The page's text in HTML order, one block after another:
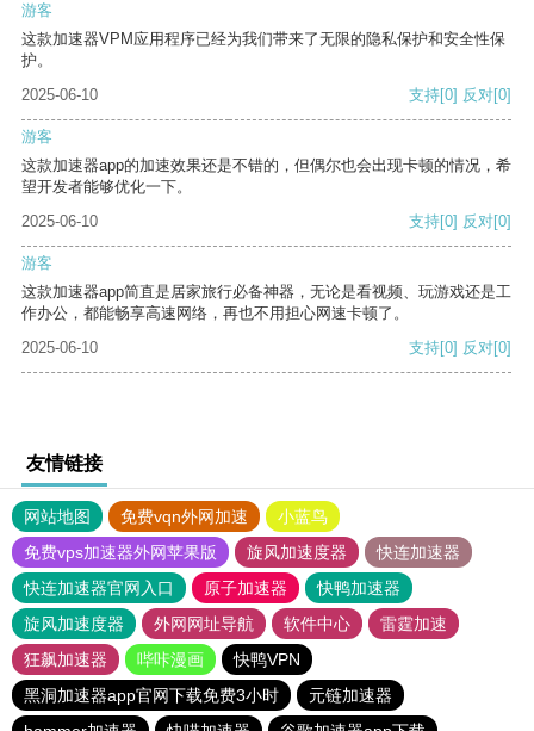
游客
这款加速器VPM应用程序已经为我们带来了无限的隐私保护和安全性保
护。
2025-06-10
支持[0] 反对[0]
游客
这款加速器app的加速效果还是不错的，但偶尔也会出现卡顿的情况，希
望开发者能够优化一下。
2025-06-10
支持[0] 反对[0]
游客
这款加速器app简直是居家旅行必备神器，无论是看视频、玩游戏还是工
作办公，都能畅享高速网络，再也不用担心网速卡顿了。
2025-06-10
支持[0] 反对[0]
友情链接
网站地图 免费vqn外网加速
小蓝鸟
免费vps加速器外网苹果版
旋风加速度器
快连加速器
快连加速器官网入口
原子加速器
快鸭加速器
旋风加速度器
外网网址导航 软件中心
雷霆加速
狂飙加速器
哔咔漫画
快鸭VPN
黑洞加速器app官网下载免费3小时
元链加速器